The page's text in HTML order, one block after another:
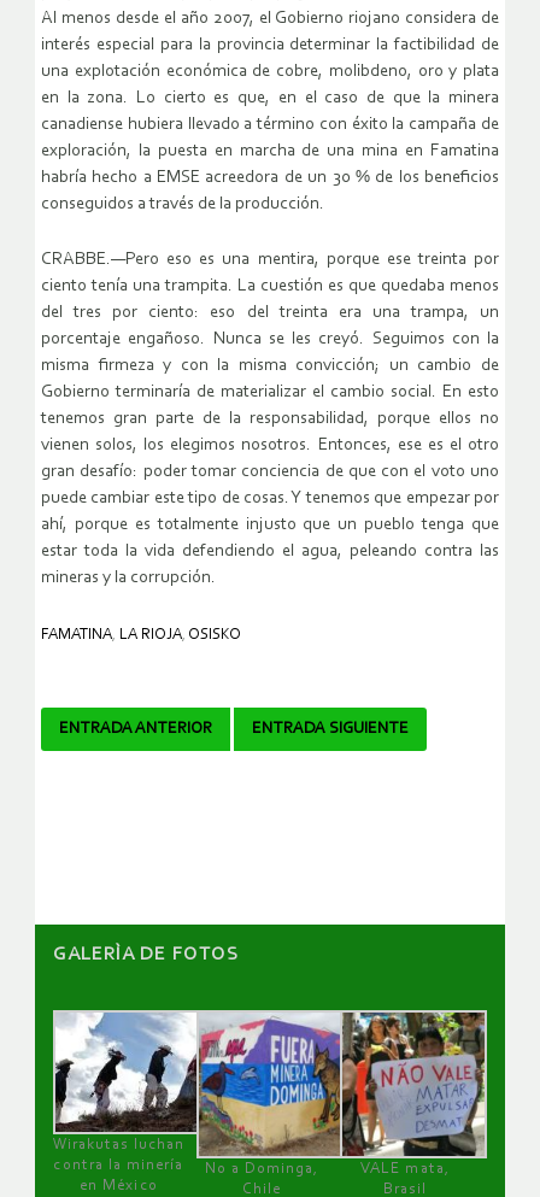
Al menos desde el año 2007, el Gobierno riojano considera de
interés especial para la provincia determinar la factibilidad de
una explotación económica de cobre, molibdeno, oro y plata
en la zona. Lo cierto es que, en el caso de que la minera
canadiense hubiera llevado a término con éxito la campaña de
exploración, la puesta en marcha de una mina en Famatina
habría hecho a EMSE acreedora de un 30 % de los beneficios
conseguidos a través de la producción.
CRABBE.—Pero eso es una mentira, porque ese treinta por
ciento tenía una trampita. La cuestión es que quedaba menos
del tres por ciento: eso del treinta era una trampa, un
porcentaje engañoso. Nunca se les creyó. Seguimos con la
misma firmeza y con la misma convicción; un cambio de
Gobierno terminaría de materializar el cambio social. En esto
tenemos gran parte de la responsabilidad, porque ellos no
vienen solos, los elegimos nosotros. Entonces, ese es el otro
gran desafío: poder tomar conciencia de que con el voto uno
puede cambiar este tipo de cosas. Y tenemos que empezar por
ahí, porque es totalmente injusto que un pueblo tenga que
estar toda la vida defendiendo el agua, peleando contra las
mineras y la corrupción.
FAMATINA, LA RIOJA, OSISKO
Navegador
ENTRADA ANTERIOR ENTRADA SIGUIENTE
GALERÌA DE FOTOS
Wirakutas luchan
contra la minería
en México
No a Dominga,
Chile
VALE mata,
Brasil